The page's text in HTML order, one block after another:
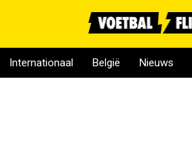
Internationaal België Nieuws